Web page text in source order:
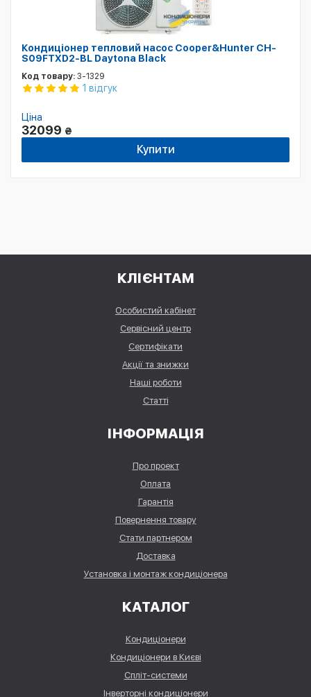
Кондиціонер тепловий насос Cooper&Hunter CH-
S09FTXD2-BL Daytona Black
Код товару: 3-1329
1 відгук
Ціна
32099 ₴
Купити
КЛІЄНТАМ
Особистий кабінет
Сервісний центр
Сертифікати
Акції та знижки
Наші роботи
Статті
ІНФОРМАЦІЯ
Про проект
Оплата
Гарантія
Повернення товару
Стати партнером
Доставка
Установка і монтаж кондиціонера
КАТАЛОГ
Кондиціонери
Кондиціонери в Києві
Спліт-системи
Інверторні кондиціонери